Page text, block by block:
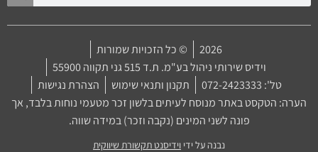
2026
© כל הזכויות שמורות
וידיס שירותי ניהול בע"מ. ת.ד 515 גני תקווה 55900
טל': 072-2423333
תקנון ותנאי שימוש
הצהרת נגישות
הערה: הטקסט באתר מנוסח לעיתים בלשון זכר מטעמי נוחות בלבד, אך
פונה לשני המינים (נקבה וזכר) במידה שווה.
נבנה על ידי וידיסנט תקשורת שיווקית